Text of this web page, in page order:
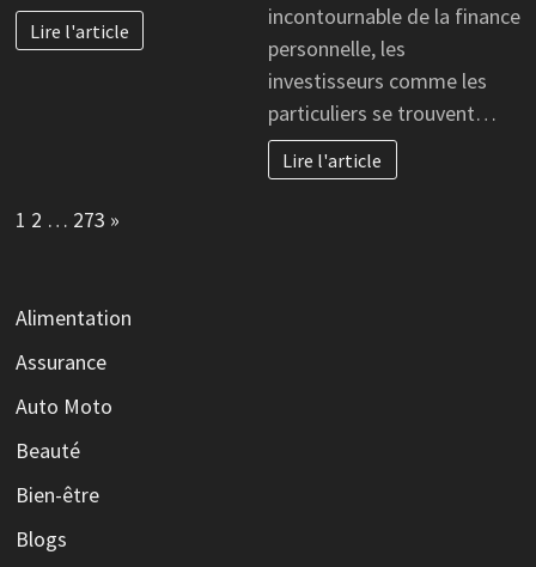
Lire l'article
incontournable de la finance
personnelle, les
investisseurs comme les
particuliers se trouvent…
Lire l'article
Page:
1 2 … 273 Next
»
Alimentation
Assurance
Auto Moto
Beauté
Bien-être
Blogs